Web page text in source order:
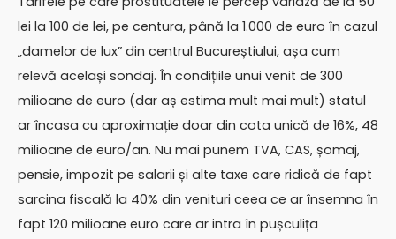
lei la 100 de lei, pe centura, până la 1.000 de euro în cazul
„damelor de lux” din centrul Bucureștiului, așa cum
relevă același sondaj. În condițiile unui venit de 300
milioane de euro (dar aș estima mult mai mult) statul
ar încasa cu aproximație doar din cota unică de 16%, 48
milioane de euro/an. Nu mai punem TVA, CAS, șomaj,
pensie, impozit pe salarii și alte taxe care ridică de fapt
sarcina fiscală la 40% din venituri ceea ce ar însemna în
fapt 120 milioane euro care ar intra în pușculița